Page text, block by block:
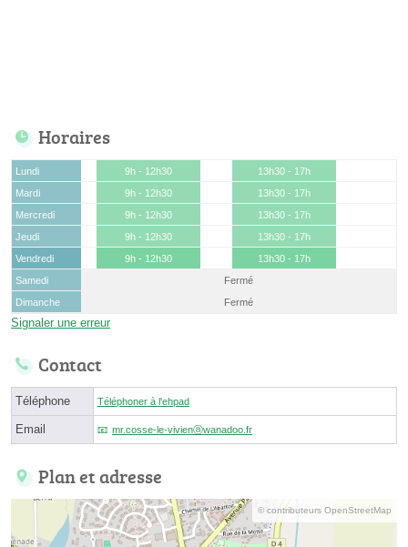
Horaires
Lundi 9h - 12h30
13h30 - 17h
Mardi
9h - 12h30
13h30 - 17h
Mercredi
9h - 12h30
13h30 - 17h
Jeudi
9h - 12h30
13h30 - 17h
Vendredi
9h - 12h30
13h30 - 17h
Samedi
Fermé
Dimanche
Fermé
Signaler une erreur
Contact
Téléphone Téléphoner à l'ehpad
Email mr.cosse-le-vivienⓐwanadoo.fr
Plan et adresse
© contributeurs OpenStreetMap